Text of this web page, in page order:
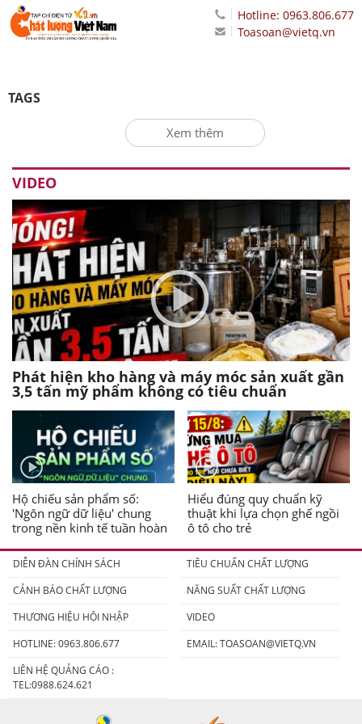
Hotline: 0963.806.677
Toasoan@vietq.vn
TAGS
Xem thêm
VIDEO
Phát hiện kho hàng và máy móc sản xuất gần
3,5 tấn mỹ phẩm không có tiêu chuẩn
Hộ chiếu sản phẩm số:
'Ngôn ngữ dữ liệu' chung
trong nền kinh tế tuần hoàn
Hiểu đúng quy chuẩn kỹ
thuật khi lựa chọn ghế ngồi
ô tô cho trẻ
DIỄN ĐÀN CHÍNH SÁCH
TIÊU CHUẨN CHẤT LƯỢNG
CẢNH BÁO CHẤT LƯỢNG
NĂNG SUẤT CHẤT LƯỢNG
THƯƠNG HIỆU HỘI NHẬP
VIDEO
HOTLINE: 0963.806.677
EMAIL:TOASOAN@VIETQ.VN
LIÊN HỆ QUẢNG CÁO :
TEL:0988.624.621